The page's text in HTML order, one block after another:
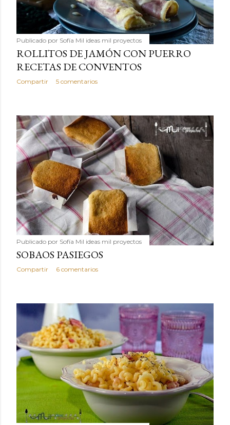
Publicado por Sofía Mil ideas mil proyectos
ROLLITOS DE JAMÓN CON PUERRO
RECETAS DE CONVENTOS
Compartir 5 comentarios
Publicado por Sofía Mil ideas mil proyectos
SOBAOS PASIEGOS
Compartir 6 comentarios